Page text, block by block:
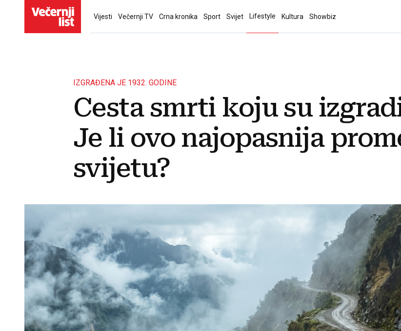
Vijesti Večernji TV Crna kronika Sport Svijet Lifestyle Kultura Showbiz
IZGRAĐENA JE 1932. GODINE
Cesta smrti koju su
Je li ovo najopasnija
svijetu?